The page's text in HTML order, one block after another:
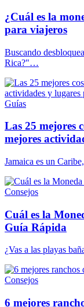
¿Cuál es la
para viajeros
Buscando
Rica?"…
Guías
Las 25 mejores
mejores
Jamaica es un
Consejos
Cuál es la
Guía Rápida
¿Vas a las playas
Consejos
6 mejores